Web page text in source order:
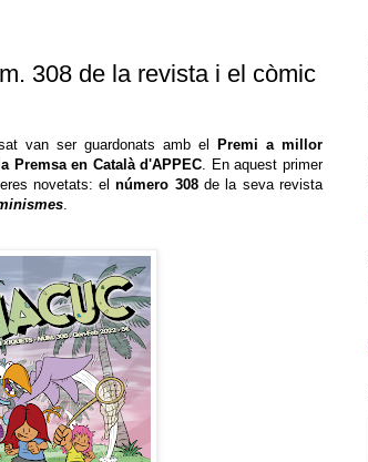
308 de la revista i el còmic
van ser guardonats amb el
Premi a millor
Premsa en Català d'APPEC. En aquest primer
novetats: elnúmero 308de la seva revista
.